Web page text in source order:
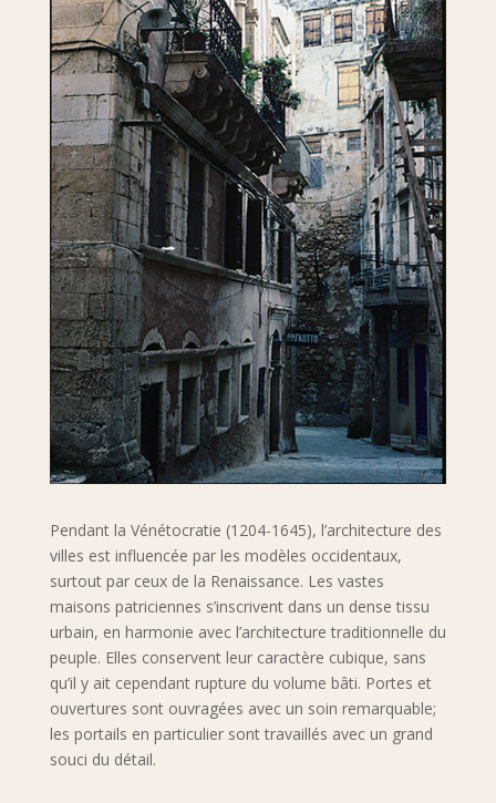
Pendant la Vénétocratie (1204-1645), l’architecture des
villes est influencée par les modèles occidentaux,
surtout par ceux de la Renaissance. Les vastes
maisons patriciennes s’inscrivent dans un dense tissu
urbain, en harmonie avec l’architecture traditionnelle du
peuple. Elles conservent leur caractère cubique, sans
qu’il y ait cependant rupture du volume bâti. Portes et
ouvertures sont ouvragées avec un soin remarquable;
les portails en particulier sont travaillés avec un grand
souci du détail.